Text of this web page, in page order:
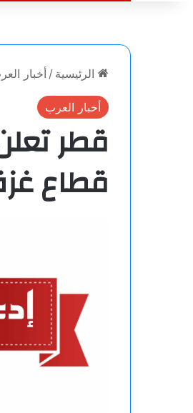
الرئيسية / أخبار
أخبار العرب
قطر
قطاع